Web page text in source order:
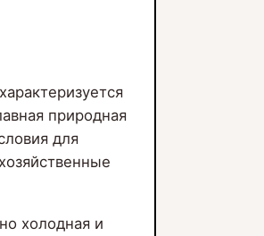
природная
для
холодная и